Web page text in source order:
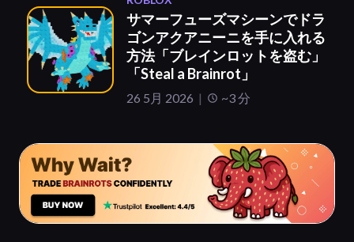
サマーフューズマシーンでドラ
ゴンアクアニーニを手に入れる
方法「ブレインロットを盗む」
「Steal a Brainrot」
26 5月 2026 ~3 分